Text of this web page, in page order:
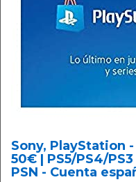
Sony, PlayStation
50€ | PS5/PS4/
PSN - Cuenta